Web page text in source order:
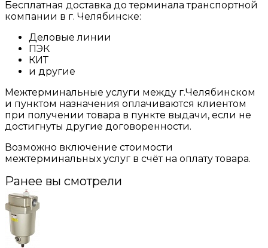
Бесплатная доставка до терминала транспортной
компании в г. Челябинске:
Деловые линии
ПЭК
КИТ
и другие
Межтерминальные услуги между г.Челябинском
и пунктом назначения оплачиваются клиентом
при получении товара в пункте выдачи, если не
достигнуты другие договоренности.
Возможно включение стоимости
межтерминальных услуг в счёт на оплату товара.
Ранее вы смотрели